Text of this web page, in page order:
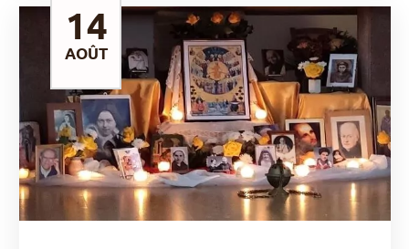
AOÛT
DÉCOUVRIR
14